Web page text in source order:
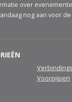
over
nog aan voor
Voorpijpen